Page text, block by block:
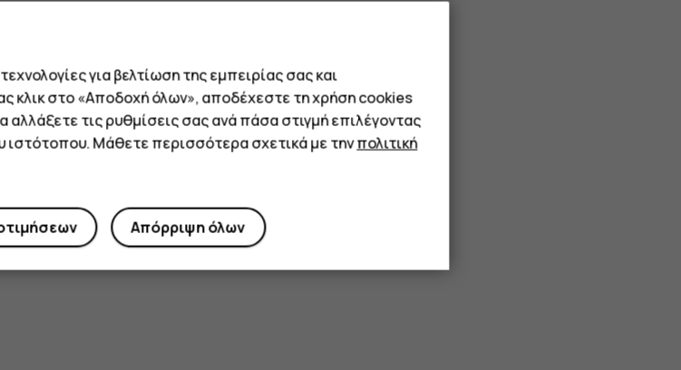
για βελτίωση της εμπειρίας σας και
κλικ στο «Αποδοχή όλων», αποδέχεστε τη χρήση cookies
τις ρυθμίσεις σας ανά πάσα στιγμή επιλέγοντας
ιστότοπου. Μάθετε περισσότερα σχετικά με τηνπολιτική
Απόρριψη όλων